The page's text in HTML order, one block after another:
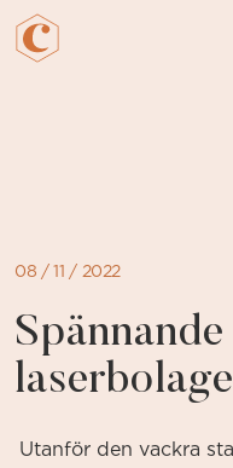
08 / 11 / 2022
Utanför den vackra